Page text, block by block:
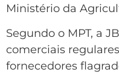
Ministério da
Segundo o MPT, a
comerciais
fornecedores